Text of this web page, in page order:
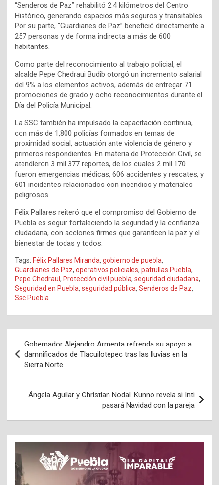
“Senderos de Paz” rehabilitó 2.4 kilómetros del Centro
Histórico, generando espacios más seguros y transitables.
Por su parte, “Guardianes de Paz” benefició directamente a
257 personas y de forma indirecta a más de 600
habitantes.
Como parte del reconocimiento al trabajo policial, el
alcalde Pepe Chedraui Budib otorgó un incremento salarial
del 9% a los elementos activos, además de entregar 71
promociones de grado y ocho reconocimientos durante el
Día del Policía Municipal.
La SSC también ha impulsado la capacitación continua,
con más de 1,800 policías formados en temas de
proximidad social, actuación ante violencia de género y
primeros respondientes. En materia de Protección Civil, se
atendieron 3 mil 377 reportes, de los cuales 2 mil 170
fueron emergencias médicas, 606 accidentes y rescates, y
601 incidentes relacionados con incendios y materiales
peligrosos.
Félix Pallares reiteró que el compromiso del Gobierno de
Puebla es seguir fortaleciendo la seguridad y la confianza
ciudadana, con acciones firmes que garanticen la paz y el
bienestar de todas y todos.
Tags: Félix Pallares Miranda, gobierno de puebla,
Guardianes de Paz, operativos policiales, patrullas Puebla,
Pepe Chedraui, Protección civil puebla, seguridad ciudadana,
Seguridad en Puebla, seguridad pública, Senderos de Paz,
Ssc Puebla
de
entradas
Gobernador Alejandro Armenta refrenda su apoyo a
damnificados de Tlacuilotepec tras las lluvias en la
Sierra Norte
Ángela Aguilar y Christian Nodal: Kunno revela si Inti
pasará Navidad con la pareja